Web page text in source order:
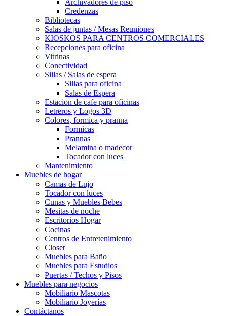
Archivadores de piso
Credenzas
Bibliotecas
Salas de juntas / Mesas Reuniones
KIOSKOS PARA CENTROS COMERCIALES
Recepciones para oficina
Vitrinas
Conectividad
Sillas / Salas de espera
Sillas para oficina
Salas de Espera
Estacion de cafe para oficinas
Letreros y Logos 3D
Colores, formica y pranna
Formicas
Prannas
Melamina o madecor
Tocador con luces
Mantenimiento
Muebles de hogar
Camas de Lujo
Tocador con luces
Cunas y Muebles Bebes
Mesitas de noche
Escritorios Hogar
Cocinas
Centros de Entretenimiento
Closet
Muebles para Baño
Muebles para Estudios
Puertas / Techos y Pisos
Muebles para negocios
Mobiliario Mascotas
Mobiliario Joyerías
Contáctanos